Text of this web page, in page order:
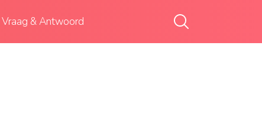
Vraag & Antwoord